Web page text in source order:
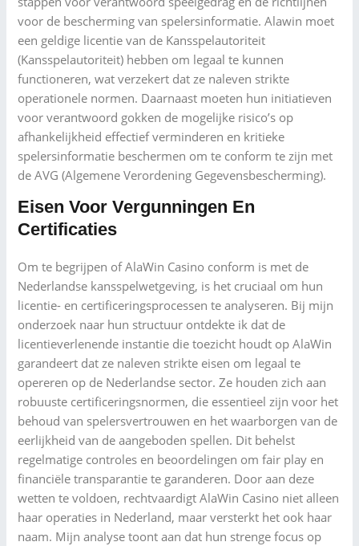
voor de bescherming van spelersinformatie. Alawin moet
een geldige licentie van de Kansspelautoriteit
(Kansspelautoriteit) hebben om legaal te kunnen
functioneren, wat verzekert dat ze naleven strikte
operationele normen. Daarnaast moeten hun initiatieven
voor verantwoord gokken de mogelijke risico’s op
afhankelijkheid effectief verminderen en kritieke
spelersinformatie beschermen om te conform te zijn met
de AVG (Algemene Verordening Gegevensbescherming).
Eisen Voor Vergunningen En
Certificaties
Om te begrijpen of AlaWin Casino conform is met de
Nederlandse kansspelwetgeving, is het cruciaal om hun
licentie- en certificeringsprocessen te analyseren. Bij mijn
onderzoek naar hun structuur ontdekte ik dat de
licentieverlenende instantie die toezicht houdt op AlaWin
garandeert dat ze naleven strikte eisen om legaal te
opereren op de Nederlandse sector. Ze houden zich aan
robuuste certificeringsnormen, die essentieel zijn voor het
behoud van spelersvertrouwen en het waarborgen van de
eerlijkheid van de aangeboden spellen. Dit behelst
regelmatige controles en beoordelingen om fair play en
financiële transparantie te garanderen. Door aan deze
wetten te voldoen, rechtvaardigt AlaWin Casino niet alleen
haar operaties in Nederland, maar versterkt het ook haar
naam. Mijn analyse toont aan dat hun strenge focus op